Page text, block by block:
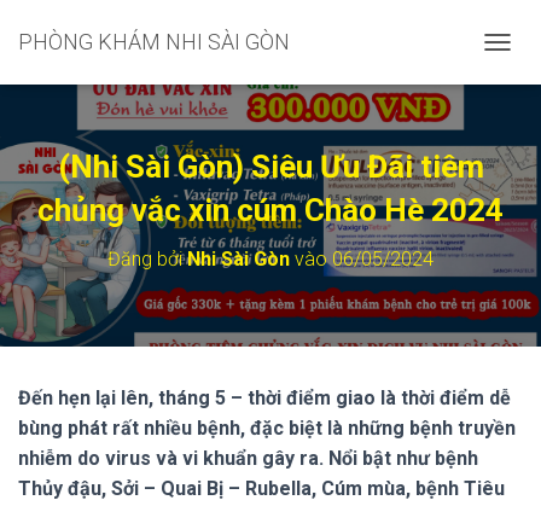
PHÒNG KHÁM NHI SÀI GÒN
H
Ể
Đ
Ổ
D
A
N
H
C
C
N
(Nhi Sài Gòn) Siêu Ưu Đãi tiêm
chủng vắc xin cúm Chào Hè 2024
Đăng bởiNhi Sài Gòn vào06/05/2024
Đến hẹn lại lên, tháng 5 – thời điểm giao là thời điểm dễ
bùng phát rất nhiều bệnh, đặc biệt là những bệnh truyền
nhiễm do virus và vi khuẩn gây ra. Nổi bật như bệnh
Thủy đậu, Sởi – Quai Bị – Rubella, Cúm mùa, bệnh Tiêu